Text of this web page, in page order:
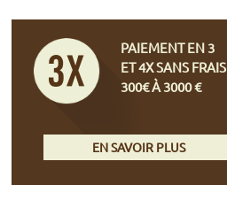
PAIEMENT EN 3
ET 4X SANS FRAIS
300€ À 3000 €
EN SAVOIR PLUS